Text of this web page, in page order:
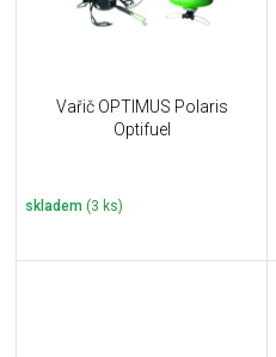
Vařič OPTIMUS Polaris
Optifuel
skladem (3 ks)